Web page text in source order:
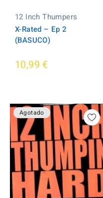
12 Inch Thumpers
X-Rated ‎– Ep 2
(BASUCO)
10,99 €
Agotado